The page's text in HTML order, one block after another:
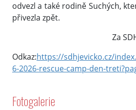
odvezl a také rodině Suchých,
přivezla zpět.
Za
Odkaz:https://sdhjevicko.cz/
6-2026-rescue-camp-den-
Fotogalerie